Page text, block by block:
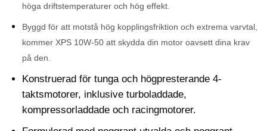
höga driftstemperaturer och hög effekt.
Byggd för att motstå hög kopplingsfriktion och extrema varvtal,
kommer XPS 10W-50 att skydda din motor oavsett dina krav
på den.
Konstruerad för tunga och högpresterande 4-
taktsmotorer, inklusive turboladdade,
kompressorladdade och racingmotorer.